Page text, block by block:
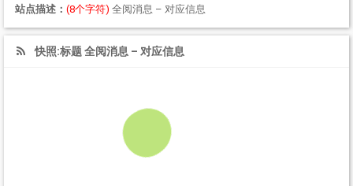
站点描述： (8个字符) 全阅消息 – 对应信息
快照:标题 全阅消息 – 对应信息